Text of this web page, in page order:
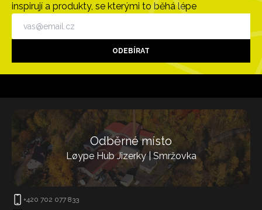
inspirují a produkty, se kterými to běhá lépe
ODEBÍRAT
Odběrné místo
Løype Hub Jizerky | Smržovka
+420 702 077 833